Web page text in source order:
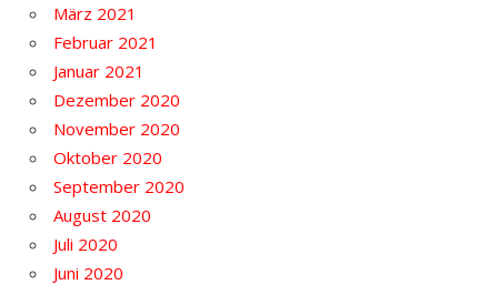
März 2021
Februar 2021
Januar 2021
Dezember 2020
November 2020
Oktober 2020
September 2020
August 2020
Juli 2020
Juni 2020